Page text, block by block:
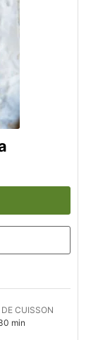
CUISSON
minutes
min